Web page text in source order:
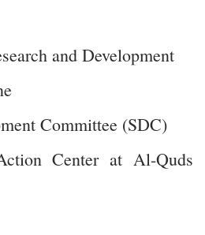
and Development
Committee (SDC)
Center at Al-Quds